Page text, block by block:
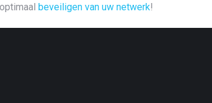
beveiligen van uw netwerk!